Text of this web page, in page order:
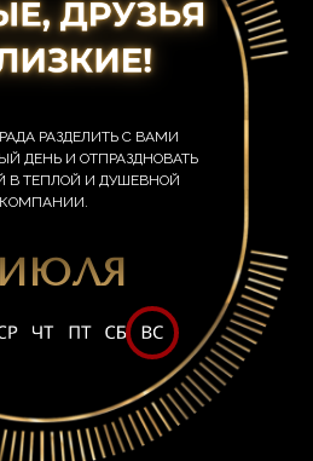
РАЗДЕЛИТЬ С ВАМИ
ДЕНЬ И ОТПРАЗДНОВАТЬ
В ТЕПЛОЙ И ДУШЕВНОЙ
КОМПАНИИ.